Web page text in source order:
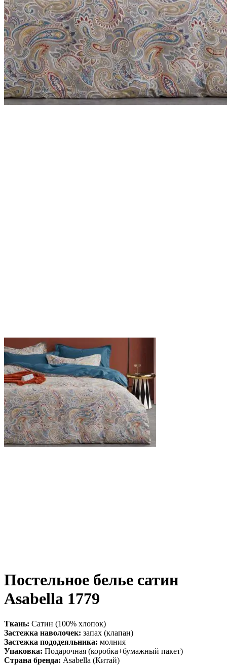
Постельное белье сатин
Asabella 1779
Ткань: Сатин (100% хлопок)
Застежка наволочек: запах (клапан)
Застежка пододеяльника: молния
Упаковка: Подарочная (коробка+бумажный пакет)
Страна бренда: Asabella (Китай)